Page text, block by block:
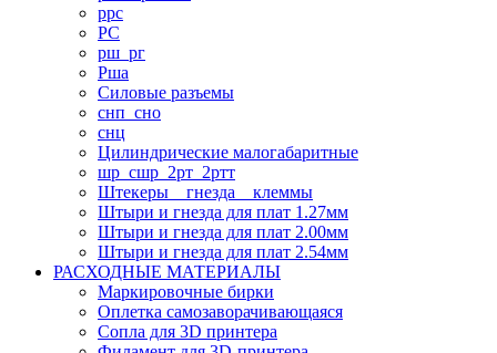
ррс
РС
рш_рг
Рша
Силовые разъемы
снп_сно
снц
Цилиндрические малогабаритные
шр_сшр_2рт_2ртт
Штекеры _ гнезда _ клеммы
Штыри и гнезда для плат 1.27мм
Штыри и гнезда для плат 2.00мм
Штыри и гнезда для плат 2.54мм
РАСХОДНЫЕ МАТЕРИАЛЫ
Маркировочные бирки
Оплетка самозаворачивающаяся
Сопла для 3D принтера